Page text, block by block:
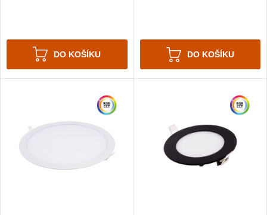
DO KOŠÍKU DO KOŠÍKU